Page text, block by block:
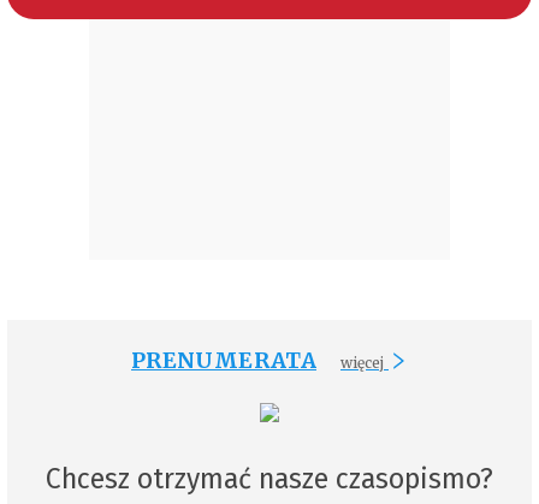
PRENUMERATA więcej
Chcesz otrzymać nasze czasopismo?